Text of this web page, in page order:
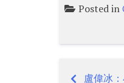
Posted in
盧偉冰